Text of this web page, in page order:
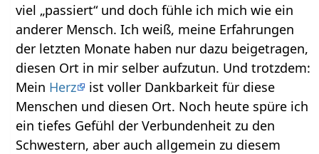
viel „passiert“ und doch fühle ich mich wie ein
anderer Mensch. Ich weiß, meine Erfahrungen
der letzten Monate haben nur dazu beigetragen,
diesen Ort in mir selber aufzutun. Und trotzdem:
Mein Herz
ist voller Dankbarkeit für diese
Menschen und diesen Ort. Noch heute spüre ich
ein tiefes Gefühl der Verbundenheit zu den
Schwestern, aber auch allgemein zu diesem